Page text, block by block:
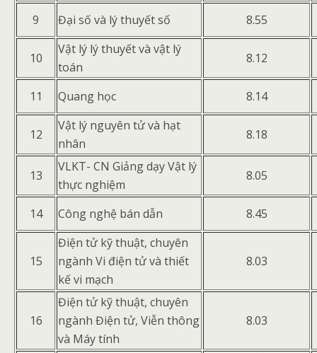
9 Đại số và lý thuyết số 8.55
10
Vật lý lý thuyết và vật lý
toán
8.12
11 Quang học 8.14
12
Vật lý nguyên tử và hạt
nhân
8.18
13
VLKT- CN Giảng dạy Vật lý
thực nghiệm
8.05
14 Công nghệ bán dẫn 8.45
15
Điện tử kỹ thuật, chuyên
ngành Vi điện tử và thiết
kế vi mạch
8.03
16
Điện tử kỹ thuật, chuyên
ngành Điện tử, Viễn thông
và Máy tính
8.03